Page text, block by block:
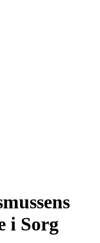
i Sorg